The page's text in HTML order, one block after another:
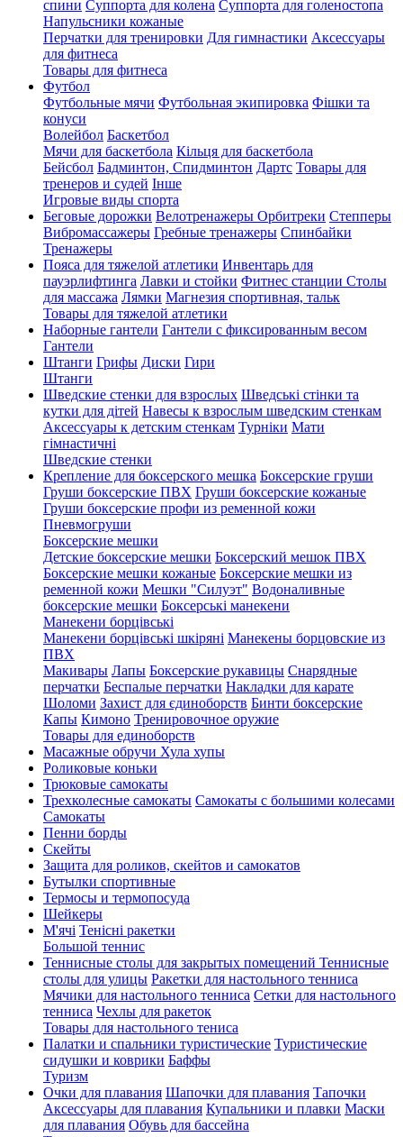
спини Суппорта для колена Суппорта для голеностопа
Напульсники кожаные
Перчатки для тренировки Для гимнастики Аксессуары
для фитнеса
Товары для фитнеса
Футбол
Футбольные мячи Футбольная экипировка Фішки та
конуси
Волейбол Баскетбол
Мячи для баскетбола Кільця для баскетбола
Бейсбол Бадминтон, Спидминтон Дартс Товары для
тренеров и судей Інше
Игровые виды спорта
Беговые дорожки Велотренажеры Орбитреки Степперы
Вибромассажеры Гребные тренажеры Спинбайки
Тренажеры
Пояса для тяжелой атлетики Инвентарь для
пауэрлифтинга Лавки и стойки Фитнес станции Столы
для массажа Лямки Магнезия спортивная, тальк
Товары для тяжелой атлетики
Наборные гантели Гантели с фиксированным весом
Гантели
Штанги Грифы Диски Гири
Штанги
Шведские стенки для взрослых Шведські стінки та
кутки для дітей Навесы к взрослым шведским стенкам
Аксессуары к детским стенкам Турніки Мати
гімнастичні
Шведские стенки
Крепление для боксерского мешка Боксерские груши
Груши боксерские ПВХ Груши боксерские кожаные
Груши боксерские профи из ременной кожи
Пневмогруши
Боксерские мешки
Детские боксерские мешки Боксерский мешок ПВХ
Боксерские мешки кожаные Боксерские мешки из
ременной кожи Мешки "Силуэт" Водоналивные
боксерские мешки Боксерські манекени
Манекени борцівські
Манекени борцівські шкіряні Манекены борцовские из
ПВХ
Макивары Лапы Боксерские рукавицы Снарядные
перчатки Беспалые перчатки Накладки для карате
Шоломи Захист для єдиноборств Бинти боксерские
Капы Кимоно Тренировочное оружие
Товары для единоборств
Масажные обручи Хула хупы
Роликовые коньки
Трюковые самокаты
Трехколесные самокаты Самокаты с большими колесами
Cамокаты
Пенни борды
Скейты
Защита для роликов, скейтов и самокатов
Бутылки спортивные
Термосы и термопосуда
Шейкеры
М'ячі Тенісні ракетки
Большой теннис
Теннисные столы для закрытых помещений Теннисные
столы для улицы Ракетки для настольного тенниса
Мячики для настольного тенниса Сетки для настольного
тенниса Чехлы для ракеток
Товары для настольного тениса
Палатки и спальники туристические Туристические
сидушки и коврики Баффы
Туризм
Очки для плавания Шапочки для плавания Тапочки
Аксессуары для плавания Купальники и плавки Маски
для плавания Обувь для бассейна